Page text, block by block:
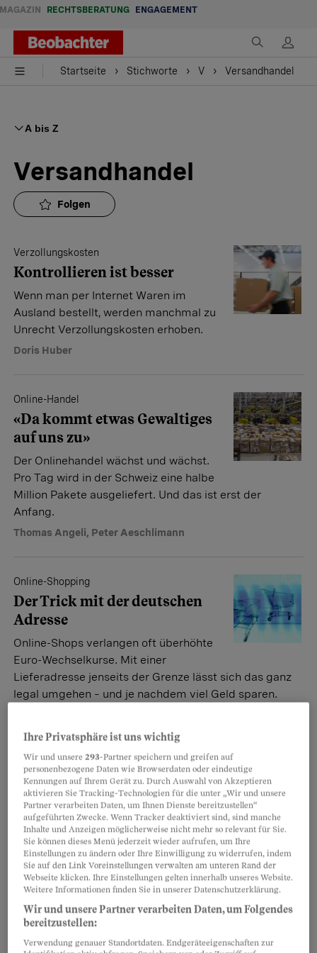
MAGAZIN RECHTSBERATUNG ENGAGEMENT
Startseite Stichworte V Versandhandel
A bis Z
Versandhandel
Folgen
Verzollungskosten
Kontrollieren ist besser
Wenn man per Internet Waren im
Ausland bestellt, werden manchmal zu
Unrecht Verzollungskosten erhoben.
Doris Huber
Online-Handel
«Da kommt etwas Gewaltiges
auf uns zu»
Der Onlinehandel wächst und wächst.
Pro Tag wird in der Schweiz eine halbe
Million Pakete ausgeliefert. Und das ist erst der
Anfang.
Thomas Angeli, Peter Aeschlimann
Online-Shopping
Der Trick mit der deutschen
Adresse
Online-Shops verlangen oft überhöhte
Euro-Wechselkurse. Mit einer
Lieferadresse jenseits der Grenze lässt sich das ganz
legal umgehen – und je nachdem viel Geld sparen.
Pfefferspray
Kein Waffenschein nötig?
Frage: Beim Surfen im Internet bin ich
kürzlich auf ein Angebot für
Pfeffersprays gestossen. Darf man
diese Sprays einfach so bestellen, oder braucht es
dafür eine Bewilligung?
Doris Huber
Versandhandel
Ihre Privatsphäre ist uns wichtig
Wir und unsere293-Partner speichern und greifen auf
personenbezogene Daten wie Browserdaten oder eindeutige
Kennungen auf Ihrem Gerät zu. Durch Auswahl von Akzeptieren
aktivieren Sie Tracking-Technologien für die unter „Wir und unsere
Partner verarbeiten Daten, um Ihnen Dienste bereitzustellen“
aufgeführten Zwecke. Wenn Tracker deaktiviert sind, sind manche
Inhalte und Anzeigen möglicherweise nicht mehr so relevant für Sie.
Sie können dieses Menü jederzeit wieder aufrufen, um Ihre
Einstellungen zu ändern oder Ihre Einwilligung zu widerrufen, indem
Sie auf den Link Voreinstellungen verwalten am unteren Rand der
Webseite klicken. Ihre Einstellungen gelten innerhalb unseres Website.
Weitere Informationen finden Sie in unserer Datenschutzerklärung.
Wir und unsere Partner verarbeiten Daten, um Folgendes
bereitzustellen:
Verwendung genauer Standortdaten. Endgeräteeigenschaften zur